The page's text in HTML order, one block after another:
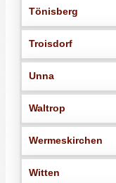
Tönisberg
Troisdorf
Unna
Waltrop
Wermeskirchen
Witten